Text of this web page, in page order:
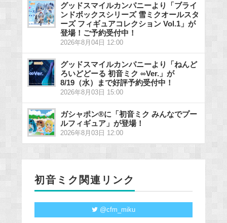
グッドスマイルカンパニーより「ブライ
ンドボックスシリーズ 雪ミクオールスタ
ーズ フィギュアコレクション Vol.1」が
登場！ご予約受付中！
2026年8月04日 12:00
グッドスマイルカンパニーより「ねんど
ろいどどーる 初音ミク ∞Ver.」が
8/19（水）まで好評予約受付中！
2026年8月03日 15:00
ガシャポン®に「初音ミク みんなでプー
ルフィギュア」が登場！
2026年8月03日 12:00
初音ミク関連リンク
@cfm_miku